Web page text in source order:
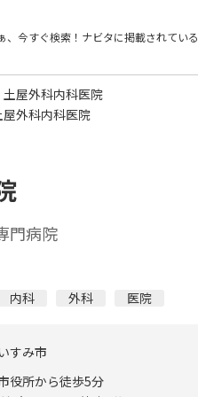
、今すぐ検索！ ナビタに掲載されている
土屋外科内科医院
屋外科内科医院
門病院
内科 外科 医院
すみ市
役所から徒歩5分